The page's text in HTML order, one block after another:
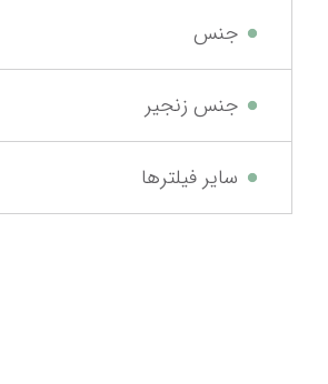
جنس
جنس زنجیر
سایر فیلترها